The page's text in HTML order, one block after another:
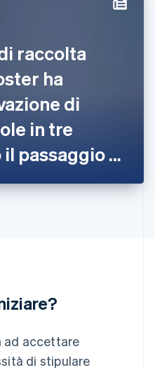
raccolta
ha
di
in tre
passaggio a
ad accettare
di stipulare